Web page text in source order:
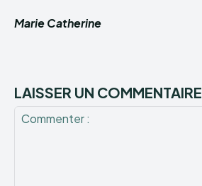
Marie Catherine
LAISSER UN COMMENTAIRE